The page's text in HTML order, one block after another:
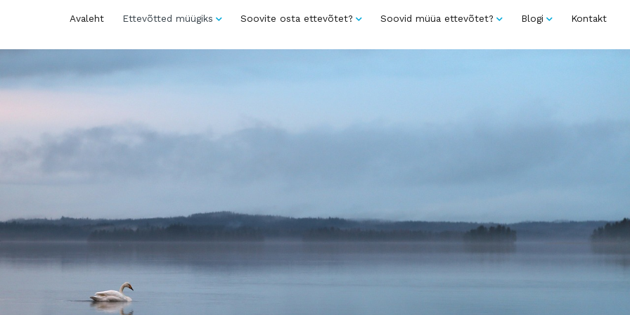
Avaleht Ettevõtted müügiks Soovite osta ettevõtet? Soovid müüa ettevõtet? Blogi Kontakt